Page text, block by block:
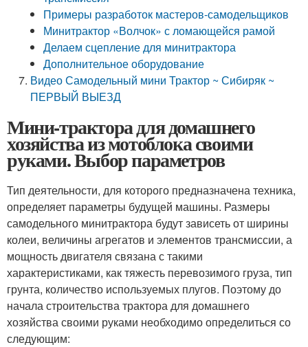
Примеры разработок мастеров-самодельщиков
Минитрактор «Волчок» с ломающейся рамой
Делаем сцепление для минитрактора
Дополнительное оборудование
Видео Самодельный мини Трактор ~ Сибиряк ~
ПЕРВЫЙ ВЫЕЗД
Мини-трактора для домашнего
хозяйства из мотоблока своими
руками. Выбор параметров
Тип деятельности, для которого предназначена техника,
определяет параметры будущей машины. Размеры
самодельного минитрактора будут зависеть от ширины
колеи, величины агрегатов и элементов трансмиссии, а
мощность двигателя связана с такими
характеристиками, как тяжесть перевозимого груза, тип
грунта, количество используемых плугов. Поэтому до
начала строительства трактора для домашнего
хозяйства своими руками необходимо определиться со
следующим: